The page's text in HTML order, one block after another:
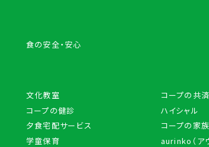
食の安全・安心
文化教室 コープの共済
コープの健診 ハイシャル
夕食宅配サービス コープの家族
学童保育 aurinko（ア